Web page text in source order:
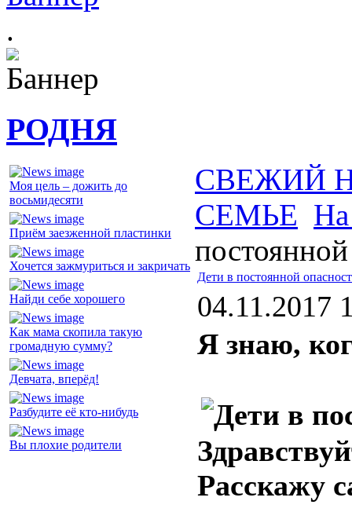
.
РОДНЯ
Моя цель – дожить до
восьмидесяти
Приём заезженной пластинки
Хочется зажмуриться и закричать
Найди себе хорошего
Как мама скопила такую
громадную сумму?
Девчата, вперёд!
Разбудите её кто-нибудь
Вы плохие родители
СВЕЖИЙ
СЕМЬЕ На
Дети в постоянной
04.11.2017
Я знаю,
Расскажу